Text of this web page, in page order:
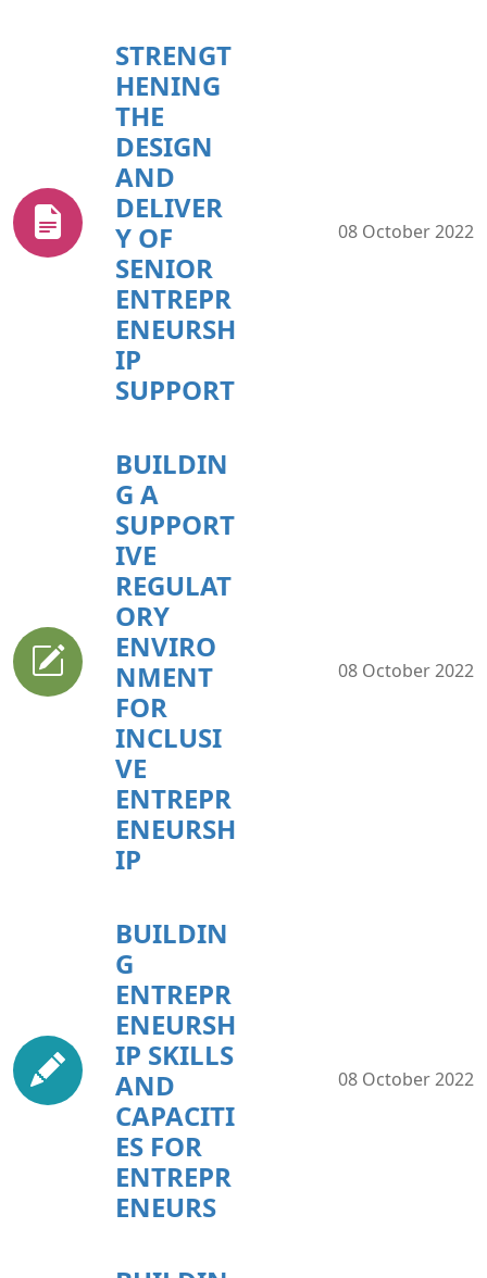
STRENGT
HENING
THE
DESIGN
AND
DELIVER
Y OF
SENIOR
ENTREPR
ENEURSH
IP
SUPPORT
08 October 2022
BUILDIN
G A
SUPPORT
IVE
REGULAT
ORY
ENVIRO
NMENT
FOR
INCLUSI
VE
ENTREPR
ENEURSH
IP
08 October 2022
BUILDIN
G
ENTREPR
ENEURSH
IP SKILLS
AND
CAPACITI
ES FOR
ENTREPR
ENEURS
08 October 2022